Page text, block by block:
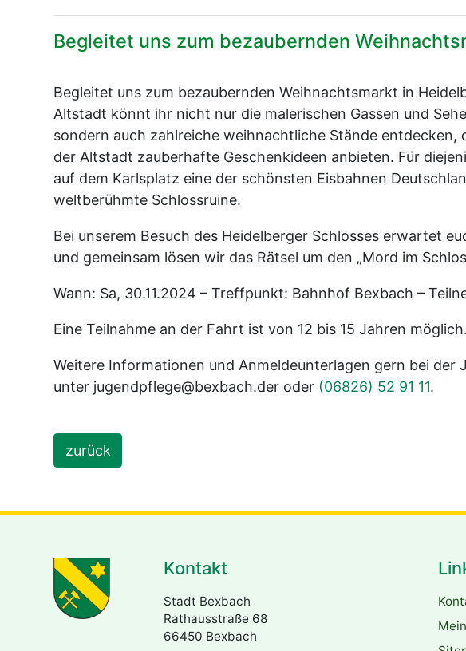
Begleitet uns zum bezaubernden
Begleitet uns zum bezaubernden Weihnachtsmarkt in
Altstadt könnt ihr nicht nur die malerischen Gassen und
sondern auch zahlreiche weihnachtliche Stände entdecken,
der Altstadt zauberhafte Geschenkideen anbieten. Für
auf dem Karlsplatz eine der schönsten Eisbahnen
weltberühmte Schlossruine.
Bei unserem Besuch des Heidelberger Schlosses erwartet
und gemeinsam lösen wir das Rätsel um den „Mord im
Wann: Sa, 30.11.2024 – Treffpunkt: Bahnhof Bexbach –
Eine Teilnahme an der Fahrt ist von 12 bis 15 Jahren möglich.
Weitere Informationen und Anmeldeunterlagen gern bei der
unter jugendpflege@bexbach.der oder (06826) 52 91 11.
zurück
Kontakt
Stadt Bexbach
Rathausstraße 68
66450 Bexbach